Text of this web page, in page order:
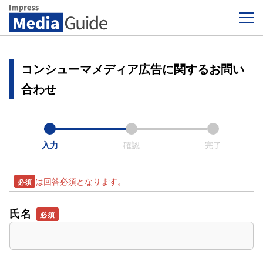
コンシューマメディア広告に関するお問い
合わせ
入力 確認 完了
は回答必須となります。
氏名